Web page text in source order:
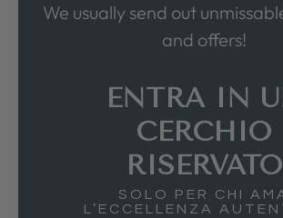
We usually send out
and offers!
ENTRA IN
CERCHIO
RISERVATO
SOLO PER CHI
L’ECCELLENZA